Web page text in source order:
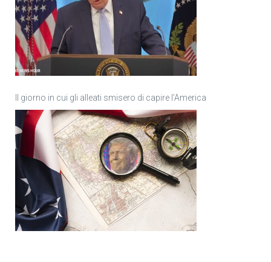
Il giorno in cui gli alleati smisero di capire l’America